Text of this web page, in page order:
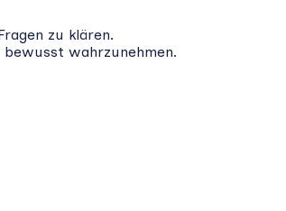
zu klären.
wahrzunehmen.